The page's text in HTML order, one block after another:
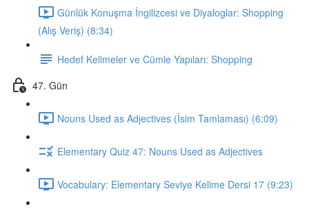
Günlük Konuşma İngilizcesi ve Diyaloglar: Shopping
(Alış Veriş) (8:34)
Hedef Kelimeler ve Cümle Yapıları: Shopping
47. Gün
Nouns Used as Adjectives (İsim Tamlaması) (6:09)
Elementary Quiz 47: Nouns Used as Adjectives
Vocabulary: Elementary Seviye Kelime Dersi 17 (9:23)